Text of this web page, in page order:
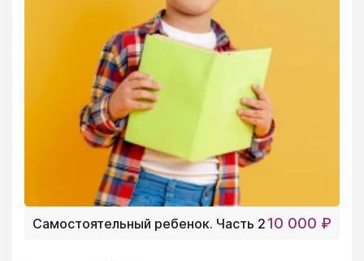
Самостоятельный ребенок. Часть 2 10 000 ₽